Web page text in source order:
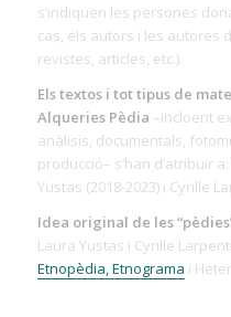
s’indiquen les persones
cas, els autors i les autores
revistes, articles, etc.).
Els textos i tot tipus de
Alqueries Pèdia –incloent
anàlisis, documentals,
producció– s’han d’atribuir
Yustas (2018-2023) i Cyrille
Idea original de les
Laura Yustas i Cyrille
Etnopèdia, Etnograma i